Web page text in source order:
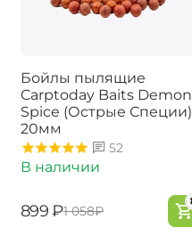
Бойлы пылящие
Carptoday Baits Demon
Spice (Острые Специи)
20мм
52
В наличии
‍899‍ ₽‍1 058‍₽